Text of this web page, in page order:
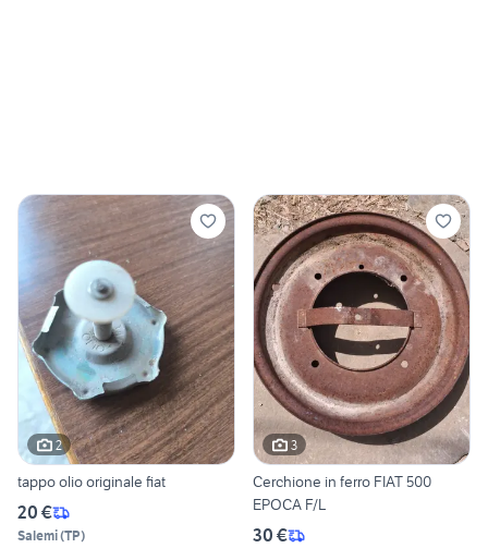
2
tappo olio originale fiat
20 €
Salemi(TP)
3
Cerchione in ferro FIAT 500
EPOCA F/L
30 €